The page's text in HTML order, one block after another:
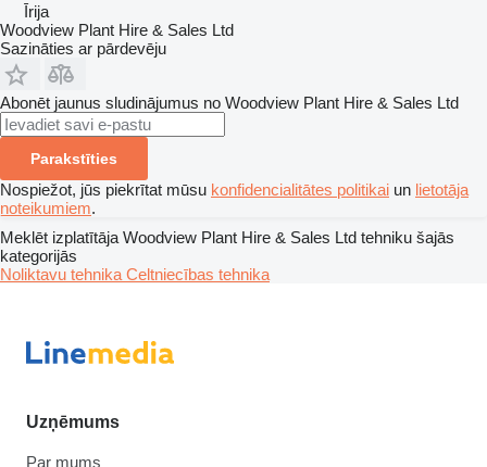
Īrija
Woodview Plant Hire & Sales Ltd
Sazināties ar pārdevēju
Abonēt jaunus sludinājumus no Woodview Plant Hire & Sales Ltd
Parakstīties
Nospiežot, jūs piekrītat mūsu konfidencialitātes politikai un lietotāja
noteikumiem.
Meklēt izplatītāja Woodview Plant Hire & Sales Ltd tehniku šajās
kategorijās
Noliktavu tehnika Celtniecības tehnika
Uzņēmums
Par mums